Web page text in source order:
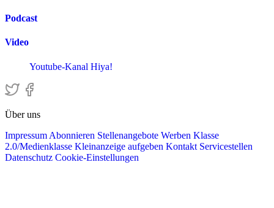
Podcast
Video
Youtube-Kanal Hiya!
Über uns
Impressum Abonnieren Stellenangebote Werben Klasse
2.0/Medienklasse Kleinanzeige aufgeben Kontakt Servicestellen
Datenschutz Cookie-Einstellungen